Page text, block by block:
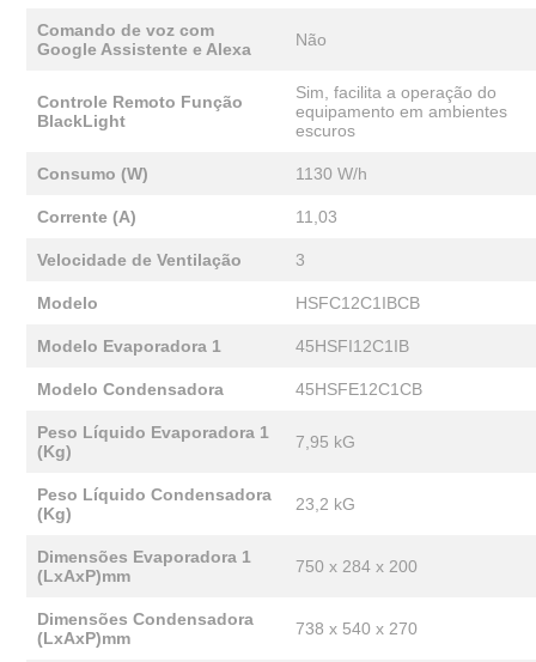
Comando de voz com
Google Assistente e Alexa
Não
Controle Remoto Função
BlackLight
Sim, facilita a operação do
equipamento em ambientes
escuros
Consumo (W) 1130 W/h
Corrente (A) 11,03
Velocidade de Ventilação 3
Modelo HSFC12C1IBCB
Modelo Evaporadora 1 45HSFI12C1IB
Modelo Condensadora 45HSFE12C1CB
Peso Líquido Evaporadora 1
(Kg)
7,95 kG
Peso Líquido Condensadora
(Kg)
23,2 kG
Dimensões Evaporadora 1
(LxAxP)mm
750 x 284 x 200
Dimensões Condensadora
(LxAxP)mm
738 x 540 x 270